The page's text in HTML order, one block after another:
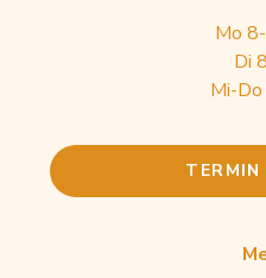
Mo
Di
Mi-
TERMIN